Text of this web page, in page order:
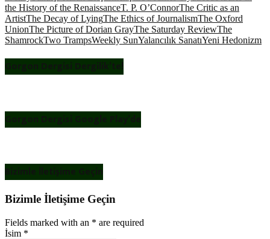
the History of the RenaissanceT. P. O’ConnorThe Critic as an
ArtistThe Decay of LyingThe Ethics of JournalismThe Oxford
UnionThe Picture of Dorian GrayThe Saturday ReviewThe
ShamrockTwo TrampsWeekly SunYalancılık SanatıYeni Hedonizm
Gorgon Dergisi Dergilik’te!
Gorgon Dergisi Google Play’de
Bizimle İletişime Geçin
Bizimle İletişime Geçin
Fields marked with an * are required
İsim *